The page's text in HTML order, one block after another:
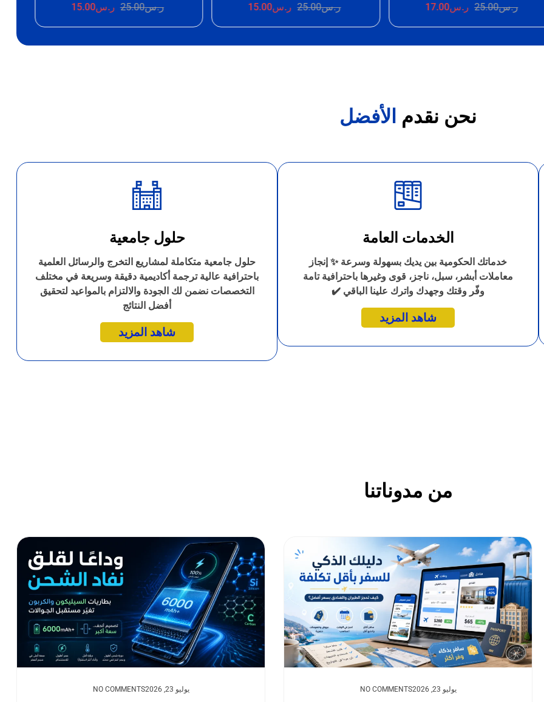
ر.س25.00 ر.س15.00
ر.س25.00 ر.س15.00
ر.س25.00 ر.س17.00
نحن نقدم الأفضل
الخدمات العامة
خدماتك الحكومية بين يديك بسهولة وسرعة ✨ إنجاز
معاملات أبشر، سبل، ناجز، قوى وغيرها باحترافية تامة
وفّر وقتك وجهدك واترك علينا الباقي ✔️
شاهد المزيد
حلول جامعية
حلول جامعية متكاملة لمشاريع التخرج والرسائل العلمية
باحترافية عالية ترجمة أكاديمية دقيقة وسريعة في مختلف
التخصصات نضمن لك الجودة والالتزام بالمواعيد لتحقيق
أفضل النتائج
شاهد المزيد
من مدوناتنا
يوليو 23, 2026 NO COMMENTS يوليو 23, 2026 NO COMMENTS